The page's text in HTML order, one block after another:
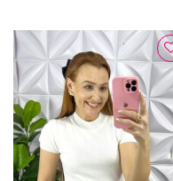
tem
várias
variantes.
As
opções
podem
ser
escolhidas
à Lista